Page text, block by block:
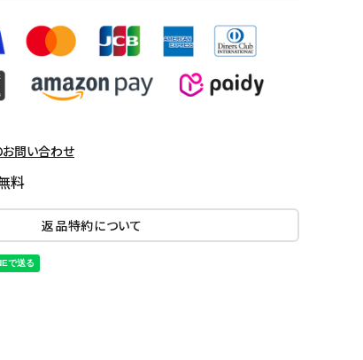
問い合わせ
料
返品特約について